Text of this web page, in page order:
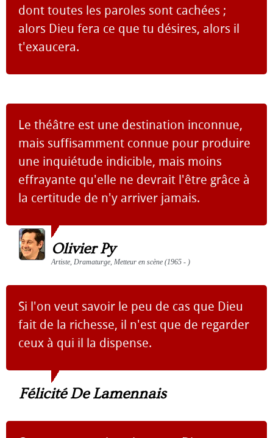
dont toutes les paroles sont cachées ;
alors Dieu fera ce que tu désires, alors il
t'exaucera.
Le théâtre est une destination inconnue,
mais suffisamment connue pour produire
une inquiétude indicible, mais moins
effrayante qu'elle ne devrait l'être grâce à
la certitude de n'y arriver jamais.
Olivier Py
Artiste, Dramaturge, Metteur en scène (1965 - )
Si l'on veut savoir le peu de cas que Dieu
fait de la richesse, il n'est que de regarder
ceux à qui il la dispense.
Félicité De Lamennais